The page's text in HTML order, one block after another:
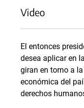
Video
El entonces
desea aplicar en
giran en torno a
económica del
derechos